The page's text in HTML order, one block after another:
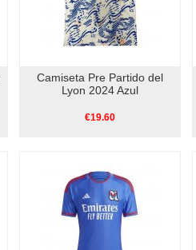
Camiseta Pre Partido del
Lyon 2024 Azul
€19.60